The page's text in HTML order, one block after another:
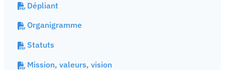
Dépliant
Organigramme
Statuts
Mission, valeurs, vision